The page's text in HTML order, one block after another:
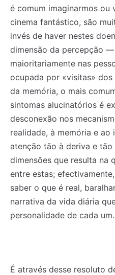
é comum imaginarmos ou
cinema fantástico, são
invés de haver nestes
dimensão da percepção
maioritariamente nas
ocupada por «visitas»
da memória, o mais
sintomas alucinatórios é
desconexão nos
realidade, à memória e ao
atenção tão à deriva e
dimensões que resulta na
entre estas;
saber o que é real,
narrativa da vida diária
personalidade de cada um.
É através desse resoluto